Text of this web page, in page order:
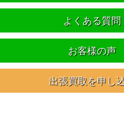
よくある質問
お客様の声
出張買取を申し